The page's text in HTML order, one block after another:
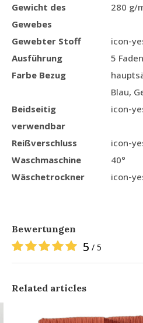
Gewicht des
Gewebes
280 g/
Gewebter Stoff
icon-
Ausführung
5
Farbe Bezug
Blau,
Beidseitig
verwendbar
icon-
Reißverschluss
icon-
Waschmaschine
40°
Wäschetrockner
icon-
Bewertungen
5 / 5
Related articles